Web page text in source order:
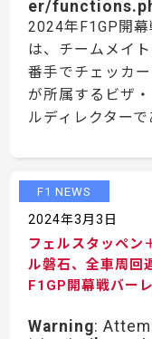
er/
2024年F1GP開
は、チームメイ
番手でチェッカ
が所属するビザ
ルディレクター
F1 NEWS
2024年3月3日
フェルスタッペン
ル磐石、全車周回
F1GP開幕戦バー
Warning: